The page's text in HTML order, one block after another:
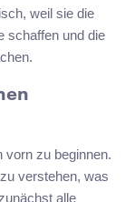
weil sie die
schaffen und die
vorn zu beginnen.
verstehen, was
alle